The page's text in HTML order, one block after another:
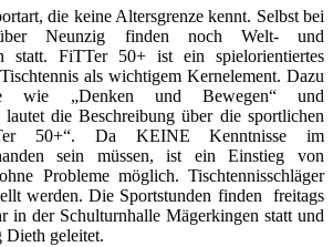
die keine Altersgrenze kennt. Selbst bei
Neunzig finden noch Welt- und
statt. FiTTer 50+ ist ein spielorientiertes
als wichtigem Kernelement. Dazu
wie „Denken und Bewegen“ und
lautet die Beschreibung über die sportlichen
50+“. Da KEINE Kenntnisse im
sein müssen, ist ein Einstieg von
Probleme möglich. Tischtennisschläger
werden. Die Sportstunden finden freitags
in der Schulturnhalle Mägerkingen statt und
Dieth geleitet.